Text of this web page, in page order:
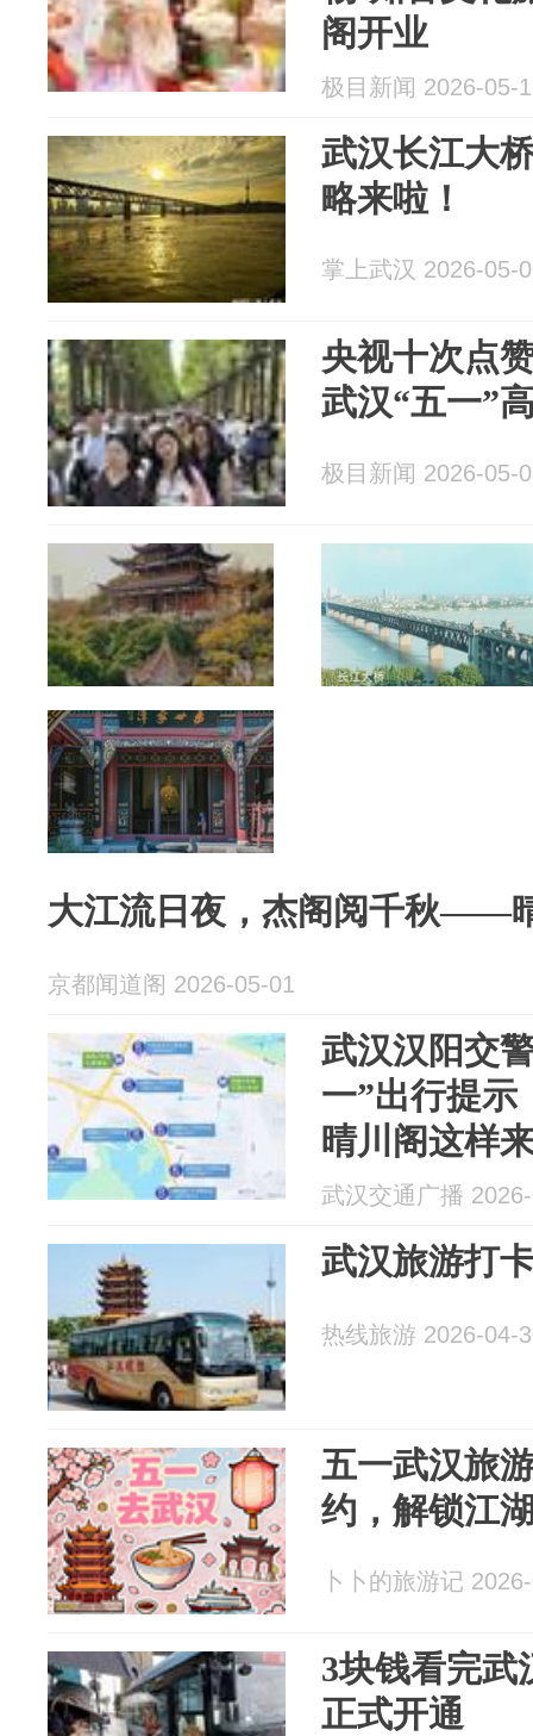
阁开业
极目新闻 2026-05-
武汉长江大
略来啦！
掌上武汉 2026-05-
央视十次点
武汉“五一”
极目新闻 2026-05-
大江流日夜，杰阁阅千秋——
京都闻道阁 2026-05-01
武汉汉阳交
一”出行提示
晴川阁这样
武汉交通广播
武汉旅游打
热线旅游 2026-04-
五一武汉旅
约，解锁江
卜卜的旅游记
3块钱看完武
正式开通